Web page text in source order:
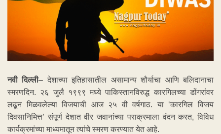
नवी दिल्ली– देशाच्या इतिहासातील असामान्य शौर्याचा आणि बलिदानाचा
स्मरणदिन. २६ जुलै १९९९ मध्ये पाकिस्तानविरुद्ध कारगिलच्या डोंगरांवर
लढून मिळवलेल्या विजयाची आज २५ वी वर्षगाठ. या ‘कारगिल विजय
दिवसानिमित्त’ संपूर्ण देशात वीर जवानांच्या पराक्रमाला वंदन करत, विविध
कार्यक्रमांच्या माध्यमातून त्यांचे स्मरण करण्यात येत आहे.